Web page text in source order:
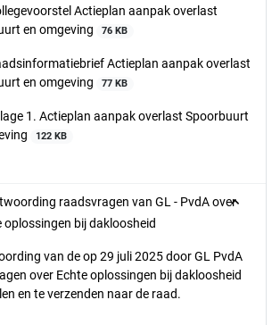
Actieplan aanpak overlast
en omgeving
76 KB
Actieplan aanpak overlast
en omgeving
77 KB
1. Actieplan aanpak overlast Spoorbuurt
122 KB
raadsvragen van GL - PvdA over
oplossingen bij dakloosheid
van de op 29 juli 2025 door GL PvdA
over Echte oplossingen bij dakloosheid
en te verzenden naar de raad.